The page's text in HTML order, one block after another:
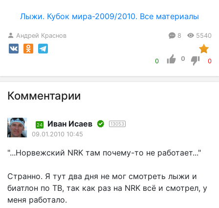
Лыжи. Кубок мира-2009/2010. Все материалы
Андрей Краснов 8 5540
0 0 0
Комментарии
24 Иван Исаев 13053
09.01.2010 10:45
"...Норвежский NRK там почему-то не работает..."
Странно. Я тут два дня не мог смотреть лыжи и
биатлон по ТВ, так как раз на NRK всё и смотрел, у
меня работало.